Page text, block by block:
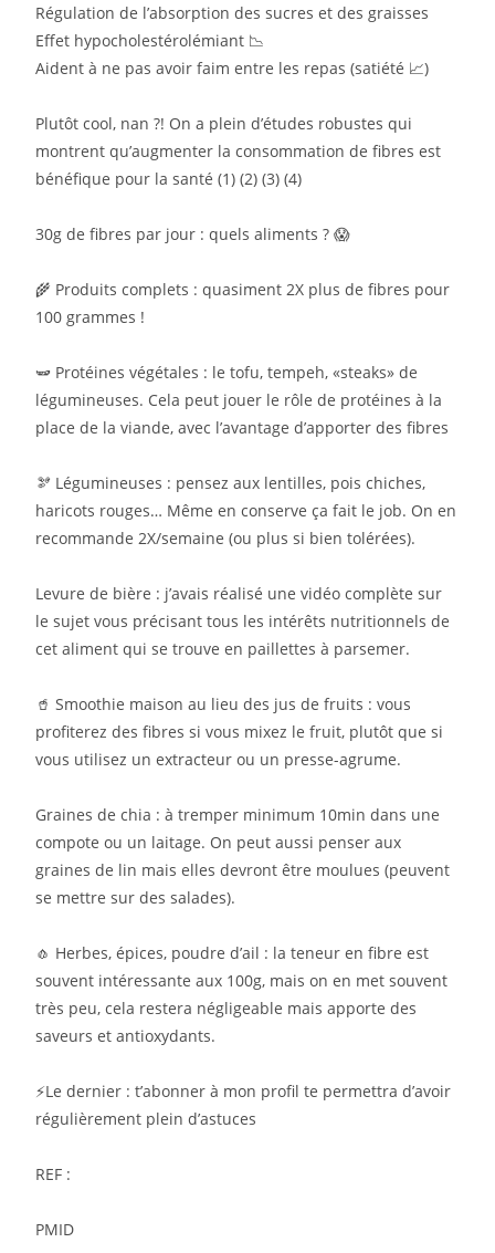
Régulation de l’absorption des sucres et des graisses
Effet hypocholestérolémiant 📉
Aident à ne pas avoir faim entre les repas (satiété 📈)
Plutôt cool, nan ?! On a plein d’études robustes qui
montrent qu’augmenter la consommation de fibres est
bénéfique pour la santé (1) (2) (3) (4)
30g de fibres par jour : quels aliments ? 😱
🌾 Produits complets : quasiment 2X plus de fibres pour
100 grammes !
🫛 Protéines végétales : le tofu, tempeh, «steaks» de
légumineuses. Cela peut jouer le rôle de protéines à la
place de la viande, avec l’avantage d’apporter des fibres
🫘 Légumineuses : pensez aux lentilles, pois chiches,
haricots rouges… Même en conserve ça fait le job. On en
recommande 2X/semaine (ou plus si bien tolérées).
Levure de bière : j’avais réalisé une vidéo complète sur
le sujet vous précisant tous les intérêts nutritionnels de
cet aliment qui se trouve en paillettes à parsemer.
🥤 Smoothie maison au lieu des jus de fruits : vous
profiterez des fibres si vous mixez le fruit, plutôt que si
vous utilisez un extracteur ou un presse-agrume.
Graines de chia : à tremper minimum 10min dans une
compote ou un laitage. On peut aussi penser aux
graines de lin mais elles devront être moulues (peuvent
se mettre sur des salades).
🧄 Herbes, épices, poudre d’ail : la teneur en fibre est
souvent intéressante aux 100g, mais on en met souvent
très peu, cela restera négligeable mais apporte des
saveurs et antioxydants.
⚡️Le dernier : t’abonner à mon profil te permettra d’avoir
régulièrement plein d’astuces
REF :
PMID